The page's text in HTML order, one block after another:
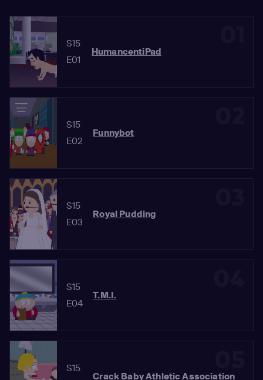
S15
E01
HumancentiPad
S15
E02
Funnybot
S15
E03
Royal Pudding
S15
E04
T.M.I.
S15
Crack Baby Athletic Association